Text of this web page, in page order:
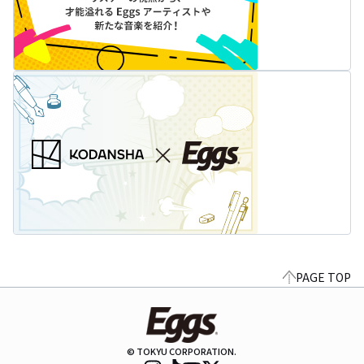
PAGE TOP
© TOKYU CORPORATION.